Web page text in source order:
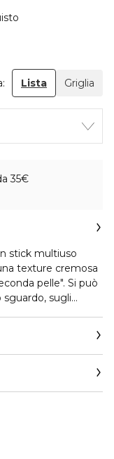
Lista Griglia
35€
stick multiuso
texture cremosa
sguardo, sugli
dell'effetto
di ottenere un
intensificare nel
in stick.